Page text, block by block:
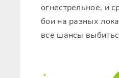
огнестрельное, и
бои на разных
все шансы